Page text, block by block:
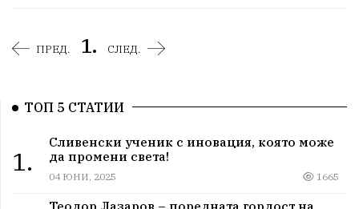
ПРЕД. 1. СЛЕД.
ТОП 5 СТАТИИ
1.
Сливенски ученик с иновация, която може
да промени света!
04 ЮНИ, 2025 1665
Теодор Лазаров – поредната гордост на